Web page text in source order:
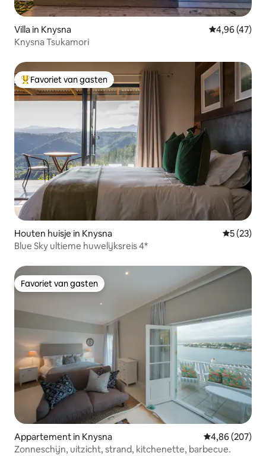
Villa in Knysna Gemiddelde
4,96 (47)
Knysna Tsukamori
Topfavoriet van gasten
Favoriet van gasten
Houten huisje in Knysna
5 (23)
Blue Sky ultieme huwelijksreis 4*
Favoriet van gasten
Favoriet van gasten
Appartement in Knysna Gemiddelde
4,86 (207)
Zonneschijn, uitzicht, strand, kitchenette, barbecue.